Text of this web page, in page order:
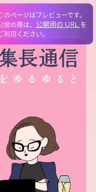
のページはプレビューです。
開の際は、 公開用の URL を
利用ください。